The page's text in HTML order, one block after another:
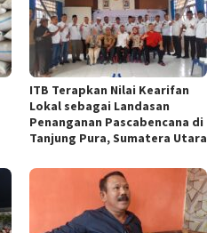
ITB Terapkan Nilai Kearifan
Lokal sebagai Landasan
Penanganan Pascabencana di
Tanjung Pura, Sumatera Utara